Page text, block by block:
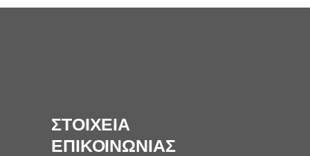
ΣΤΟΙΧΕΙΑ
ΕΠΙΚΟΙΝΩΝΙΑΣ